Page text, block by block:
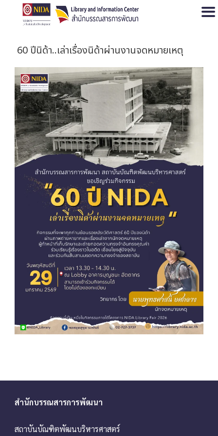
60 ปีนิด้า..เล่าเรื่องนิด้าผ่านงานจดหมายเหตุ
สำนักบรรณสารการพัฒนา
สถาบันบัณฑิตพัฒนบริหารศาสตร์